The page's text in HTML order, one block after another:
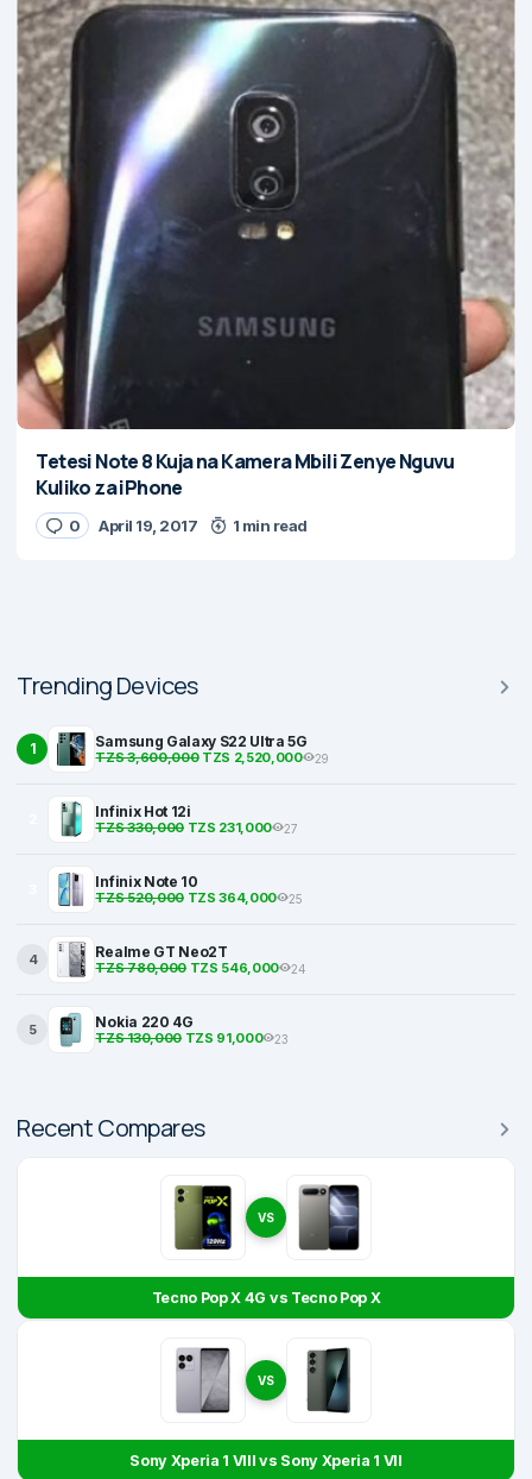
Tetesi Note 8 Kuja na Kamera Mbili Zenye Nguvu
Kuliko za iPhone
0 April 19, 2017 1 min read
Trending Devices
1 Samsung Galaxy S22 Ultra 5G
TZS 3,600,000TZS 2,520,000 29
Infinix Hot 12i
TZS 330,000TZS 231,000 27
Infinix Note 10
TZS 520,000TZS 364,000 25
4 Realme GT Neo2T
TZS 780,000TZS 546,000 24
5 Nokia 220 4G
TZS 130,000TZS 91,000 23
Recent Compares
VS
Tecno Pop X 4G vs Tecno Pop X
VS
Sony Xperia 1 VIII vs Sony Xperia 1 VII